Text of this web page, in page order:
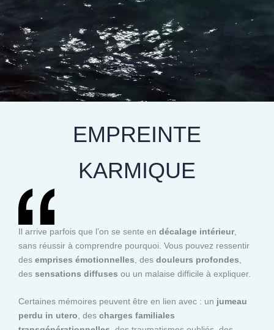
EMPREINTE
KARMIQUE
Il arrive parfois que l’on se sente en décalage intérieur,
sans réussir à comprendre pourquoi. Vous pouvez ressentir
des emprises émotionnelles , des douleurs profondes
des sensations diffuses ou un malaise difficile à expliquer.
Certaines mémoires peuvent être en lien avec : un jumeau
perdu in utero , des charges familiales